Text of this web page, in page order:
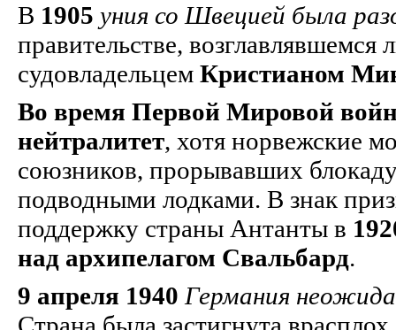
В 1905 уния со Швецией была
правительстве,
судовладельцем Кристианом
Во время Первой Мировой
нейтралитет, хотя норвежские
союзников, прорывавших
подводными лодками. В знак
поддержку страны Антанты в
над архипелагом Свальбард.
9 апреля 1940 Германия